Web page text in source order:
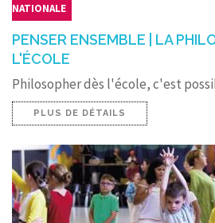
NATIONALE
PENSER ENSEMBLE | LA
L'ÉCOLE
Philosopher dès l'école, c'est
PLUS DE DÉTAILS